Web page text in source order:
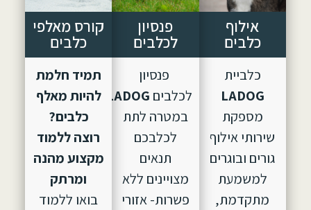
אילוף
כלבים
כלביית
LADOG
מספקת
שירותי אילוף
גורים ובוגרים
למשמעת
מתקדמת,
פנסיון
לכלבים
פנסיון
לכלבים LADOG, הוקם
במטרה לתת
לכלבכם
תנאים
מצויינים ללא
פשרות- אזורי
קורס מאלפי
כלבים
תמיד חלמת
להיות מאלף
כלבים?
רוצה ללמוד
מקצוע מהנה
ומרתק
בואו ללמוד